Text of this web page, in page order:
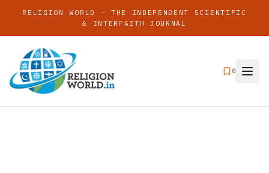
RELIGION WORLD — THE INDEPENDENT SCIENTIFIC
& INTERFAITH JOURNAL
0